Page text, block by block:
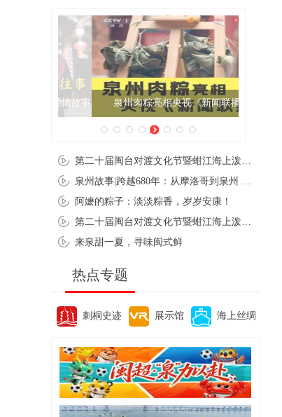
泉州肉粽亮相央视《新闻联播》
阿嬷的粽子：淡淡粽香，岁岁安康！
来泉甜一夏，寻味闽式鲜
热点专题
刺桐史迹 展示馆 海上丝绸